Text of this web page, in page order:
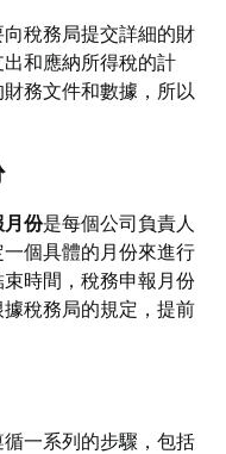
向稅務局提交詳細的財
和應納所得稅的計
務文件和數據，所以
月份是每個公司負責人
個具體的月份來進行
時間，稅務申報月份
稅務局的規定，提前
一系列的步驟，包括